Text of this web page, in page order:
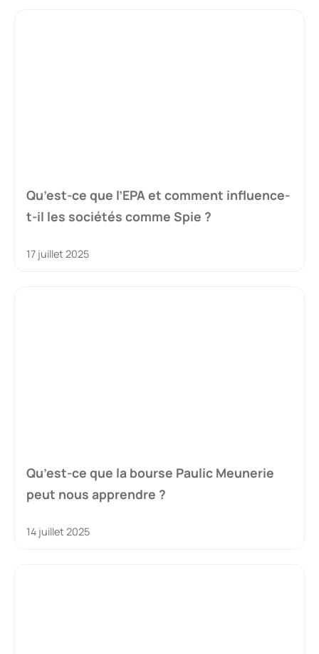
Qu’est-ce que l’EPA et comment influence-
t-il les sociétés comme Spie ?
17 juillet 2025
Qu’est-ce que la bourse Paulic Meunerie
peut nous apprendre ?
14 juillet 2025